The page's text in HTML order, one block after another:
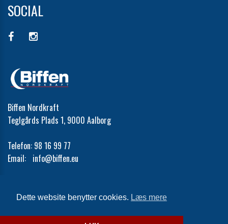
Dette website benytter cookies. Læs mere
SOCIAL
Biffen Nordkraft
Teglgårds Plads 1, 9000 Aalborg
Telefon: 98 16 99 77
Email: info@biffen.eu